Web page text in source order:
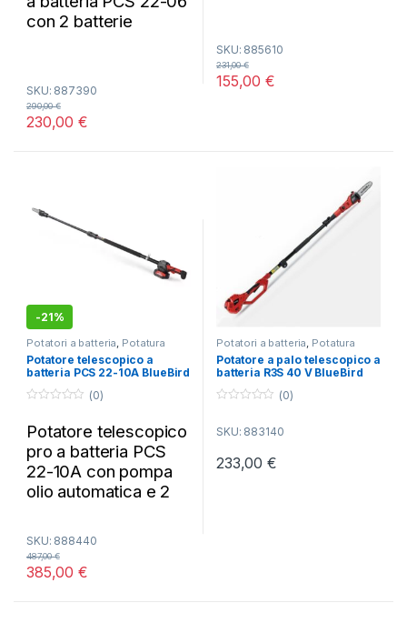
o
5
con 2 batterie
SKU: 887390
230,00€
290,00€
SKU: 885610
155,00€
231,00€
-21%
Potatori a batteria, Potatura
Potatore telescopico a
batteria PCS 22-10A BlueBird
u
o
f
5
(0)
Potatore telescopico
pro a batteria PCS
22-10A con pompa
olio automatica e 2
SKU: 888440
385,00€
487,00€
Potatori a batteria, Potatura
Potatore a palo telescopico a
batteria R3S 40 V BlueBird
u
f
(0)
SKU: 883140
233,00€